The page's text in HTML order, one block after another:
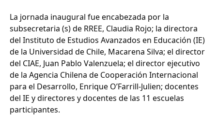
La jornada inaugural fue encabezada por la
subsecretaria (s) de RREE, Claudia Rojo; la directora
del Instituto de Estudios Avanzados en Educación (IE)
de la Universidad de Chile, Macarena Silva; el director
del CIAE, Juan Pablo Valenzuela; el director ejecutivo
de la Agencia Chilena de Cooperación Internacional
para el Desarrollo, Enrique O’Farrill-Julien; docentes
del IE y directores y docentes de las 11 escuelas
participantes.